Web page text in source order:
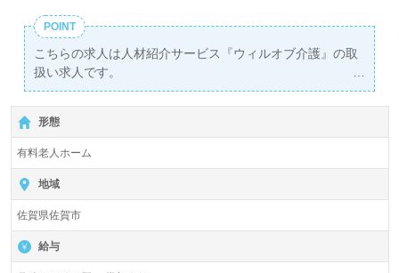
POINT
こちらの求人は人材紹介サービス『ウィルオブ介護』の取
扱い求人です。
詳細に関してお気軽にご相談ください♪
【無料】で皆さんの転職活動をサポートいたします。
形態
有料老人ホーム
地域
佐賀県佐賀市
給与